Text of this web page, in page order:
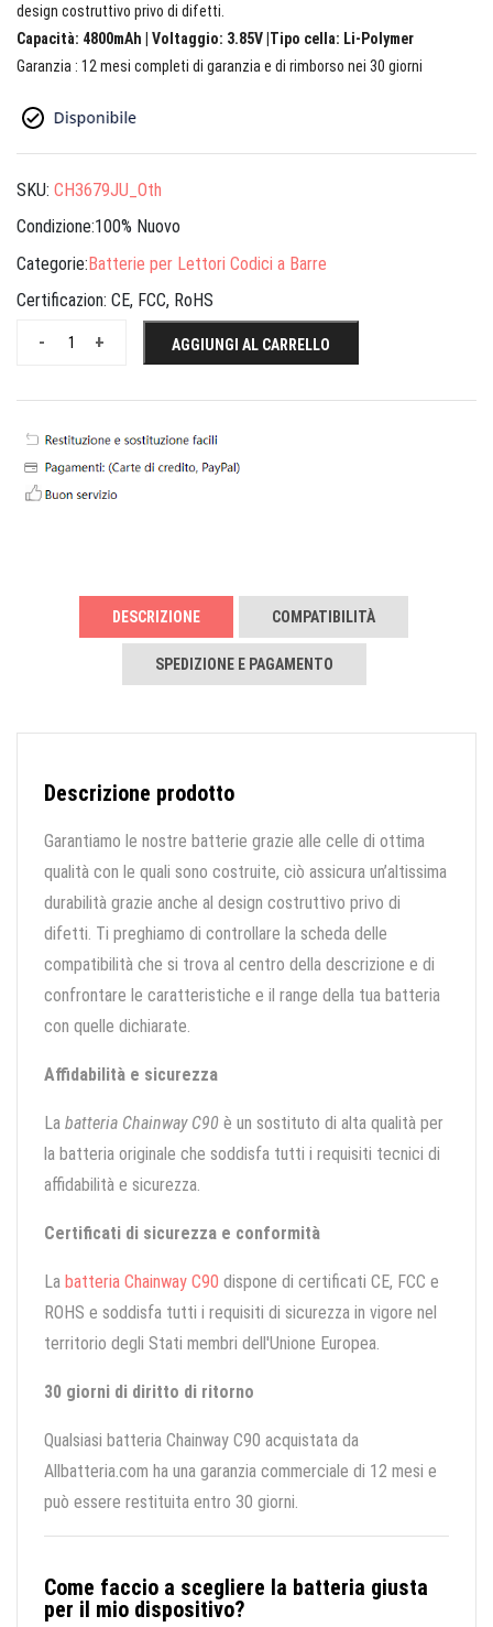
design costruttivo privo di difetti.
Capacità: 4800mAh | Voltaggio: 3.85V |Tipo cella: Li-Polymer
Garanzia : 12 mesi completi di garanzia e di rimborso nei 30 giorni
SKU: CH3679JU_Oth
Condizione:100% Nuovo
Categorie:Batterie per Lettori Codici a Barre
Certificazion: CE, FCC, RoHS
+
- AGGIUNGI AL CARRELLO
DESCRIZIONE COMPATIBILITÀ
SPEDIZIONE E PAGAMENTO
Descrizione prodotto
Garantiamo le nostre batterie grazie alle celle di ottima
qualità con le quali sono costruite, ciò assicura un’altissima
durabilità grazie anche al design costruttivo privo di
difetti. Ti preghiamo di controllare la scheda delle
compatibilità che si trova al centro della descrizione e di
confrontare le caratteristiche e il range della tua batteria
con quelle dichiarate.
Affidabilità e sicurezza
La batteria Chainway C90 è un sostituto di alta qualità per
la batteria originale che soddisfa tutti i requisiti tecnici di
affidabilità e sicurezza.
Certificati di sicurezza e conformità
La batteria Chainway C90 dispone di certificati CE, FCC e
ROHS e soddisfa tutti i requisiti di sicurezza in vigore nel
territorio degli Stati membri dell'Unione Europea.
30 giorni di diritto di ritorno
Qualsiasi batteria Chainway C90 acquistata da
Allbatteria.com ha una garanzia commerciale di 12 mesi e
può essere restituita entro 30 giorni.
Come faccio a scegliere la batteria giusta
per il mio dispositivo?